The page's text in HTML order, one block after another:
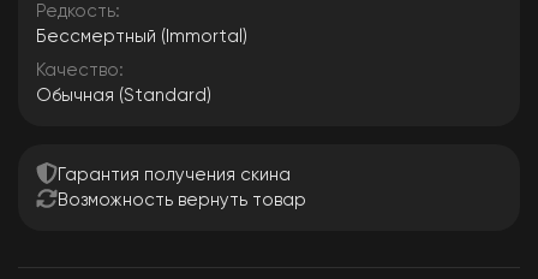
Редкость:
Бессмертный (Immortal)
Качество:
Обычная (Standard)
Гарантия получения скина
Возможность вернуть товар